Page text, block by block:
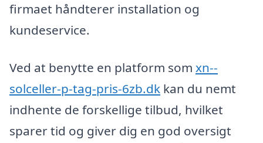
firmaet håndterer installation og
kundeservice.
Ved at benytte en platform som xn--
solceller-p-tag-pris-6zb.dk kan du nemt
indhente de forskellige tilbud, hvilket
sparer tid og giver dig en god oversigt